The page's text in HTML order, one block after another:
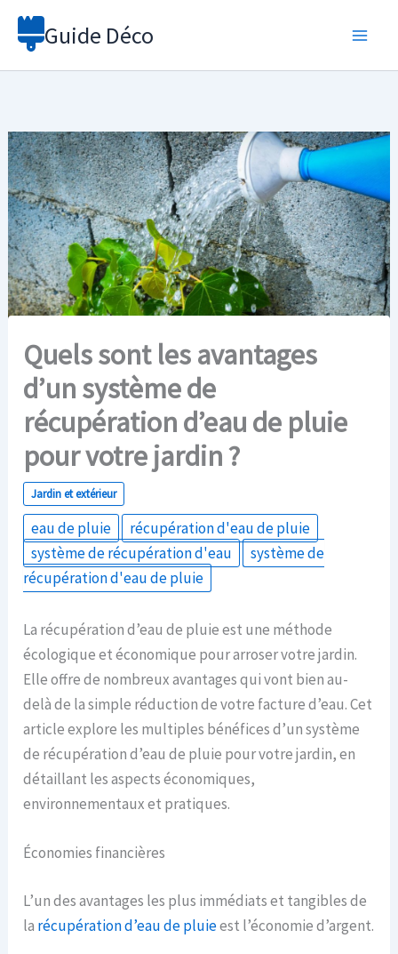
Aller
Guide Déco
Quels sont les avantages
d’un système de
récupération d’eau de pluie
pour votre jardin ?
Jardin et extérieur
eau de pluie
récupération d'eau de pluie
système de récupération d'eau
système de
récupération d'eau de pluie
La récupération d’eau de pluie est une méthode
écologique et économique pour arroser votre jardin.
Elle offre de nombreux avantages qui vont bien au-
delà de la simple réduction de votre facture d’eau. Cet
article explore les multiples bénéfices d’un système
de récupération d’eau de pluie pour votre jardin, en
détaillant les aspects économiques,
environnementaux et pratiques.
Économies financières
L’un des avantages les plus immédiats et tangibles de
la récupération d’eau de pluieest l’économie d’argent.